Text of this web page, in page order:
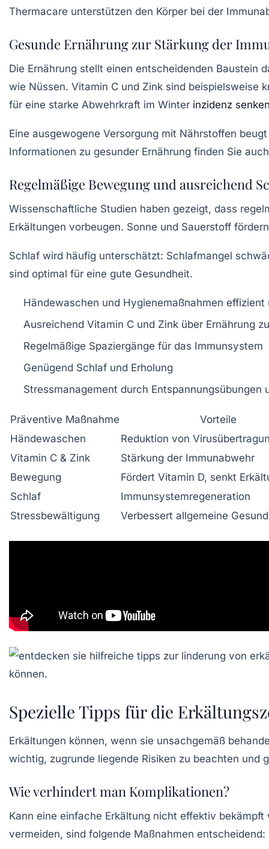
Thermacare unterstützen den Körper bei der
Gesunde Ernährung zur Stärkung der
Die Ernährung stellt einen entscheidenden Baustein
wie Nüssen. Vitamin C und Zink sind beispielsweise
für eine starke Abwehrkraft im Winter inzidenz
Eine ausgewogene Versorgung mit Nährstoffen
Informationen zu gesunder Ernährung finden Sie
Regelmäßige Bewegung und ausreichend
Wissenschaftliche Studien haben gezeigt, dass
Erkältungen vorbeugen. Sonne und Sauerstoff
Schlaf wird häufig unterschätzt: Schlafmangel
sind optimal für eine gute Gesundheit.
Händewaschen und Hygienemaßnahmen effizient
Ausreichend Vitamin C und Zink über Ernährung
Regelmäßige Spaziergänge für das Immunsystem
Genügend Schlaf und Erholung
Stressmanagement durch Entspannungsübungen
Präventive Maßnahme
Vorteile
Händewaschen
Reduktion von
Vitamin C & Zink
Stärkung der Immunabwehr
Bewegung
Fördert Vitamin D, senkt
Schlaf
Immunsystemregeneration
Stressbewältigung
Verbessert allgemeine
Spezielle Tipps für die
Erkältungen können, wenn sie unsachgemäß
wichtig, zugrunde liegende Risiken zu beachten und
Wie verhindert man Komplikationen?
Kann eine einfache Erkältung nicht effektiv
vermeiden, sind folgende Maßnahmen entscheidend: